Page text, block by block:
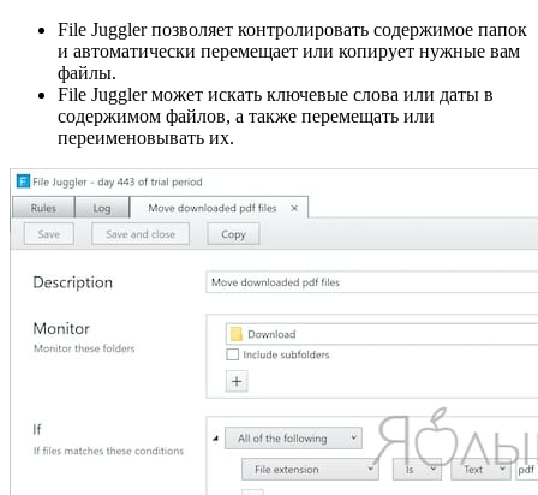
File Juggler позволяет контролировать содержимое папок
и автоматически перемещает или копирует нужные вам
файлы.
File Juggler может искать ключевые слова или даты в
содержимом файлов, а также перемещать или
переименовывать их.